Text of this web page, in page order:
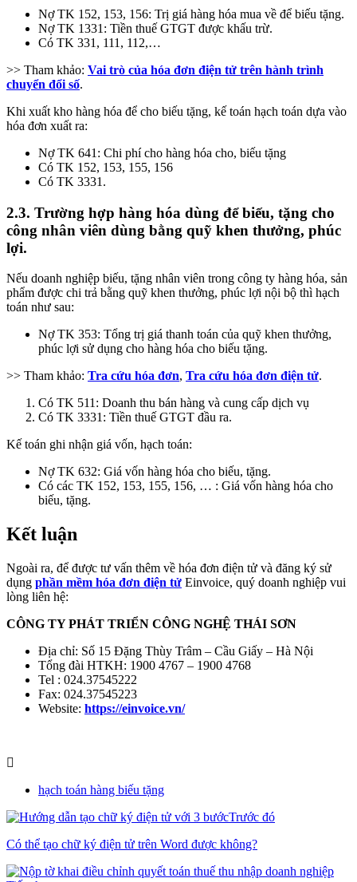
Nợ TK 152, 153, 156: Trị giá hàng hóa mua về để biếu tặng.
Nợ TK 1331: Tiền thuế GTGT được khấu trừ.
Có TK 331, 111, 112,…
>> Tham khảo: Vai trò của hóa đơn điện tử trên hành trình
chuyển đổi số.
Khi xuất kho hàng hóa để cho biếu tặng, kế toán hạch toán dựa vào
hóa đơn xuất ra:
Nợ TK 641: Chi phí cho hàng hóa cho, biếu tặng
Có TK 152, 153, 155, 156
Có TK 3331.
2.3. Trường hợp hàng hóa dùng để biếu, tặng cho
công nhân viên dùng bằng quỹ khen thưởng, phúc
lợi.
Nếu doanh nghiệp biếu, tặng nhân viên trong công ty hàng hóa, sản
phẩm được chi trả bằng quỹ khen thưởng, phúc lợi nội bộ thì hạch
toán như sau:
Nợ TK 353: Tổng trị giá thanh toán của quỹ khen thưởng,
phúc lợi sử dụng cho hàng hóa cho biếu tặng.
>> Tham khảo: Tra cứu hóa đơn, Tra cứu hóa đơn điện tử.
Có TK 511: Doanh thu bán hàng và cung cấp dịch vụ
Có TK 3331: Tiền thuế GTGT đầu ra.
Kế toán ghi nhận giá vốn, hạch toán:
Nợ TK 632: Giá vốn hàng hóa cho biếu, tặng.
Có các TK 152, 153, 155, 156, … : Giá vốn hàng hóa cho
biếu, tặng.
Kết luận
Ngoài ra, để được tư vấn thêm về hóa đơn điện tử và đăng ký sử
dụng phần mềm hóa đơn điện tử Einvoice, quý doanh nghiệp vui
lòng liên hệ:
CÔNG TY PHÁT TRIỂN CÔNG NGHỆ THÁI SƠN
Địa chỉ: Số 15 Đặng Thùy Trâm – Cầu Giấy – Hà Nội
Tổng đài HTKH: 1900 4767 – 1900 4768
Tel : 024.37545222
Fax: 024.37545223
Website: https://einvoice.vn/
hạch toán hàng biếu tặng
Trước đó
Có thể tạo chữ ký điện tử trên Word được không?